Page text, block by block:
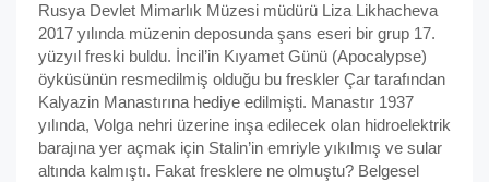
Rusya Devlet Mimarlık Müzesi müdürü Liza Likhacheva
2017 yılında müzenin deposunda şans eseri bir grup 17.
yüzyıl freski buldu. İncil’in Kıyamet Günü (Apocalypse)
öyküsünün resmedilmiş olduğu bu freskler Çar tarafından
Kalyazin Manastırına hediye edilmişti. Manastır 1937
yılında, Volga nehri üzerine inşa edilecek olan hidroelektrik
barajına yer açmak için Stalin’in emriyle yıkılmış ve sular
altında kalmıştı. Fakat fresklere ne olmuştu? Belgesel